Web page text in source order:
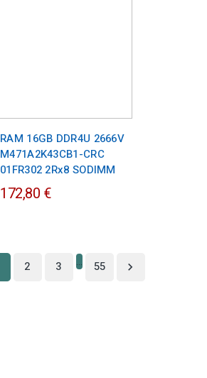
RAM 16GB DDR4U 2666V
M471A2K43CB1-CRC
01FR302 2Rx8 SODIMM
172,80 €
2 3 … 55 